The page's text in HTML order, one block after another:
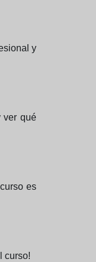
y
ver qué
es
curso!